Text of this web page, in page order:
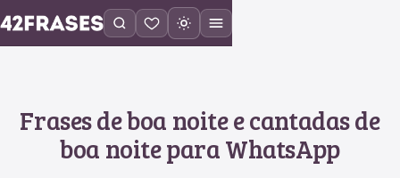
Frases de boa noite e cantadas de
boa noite para WhatsApp